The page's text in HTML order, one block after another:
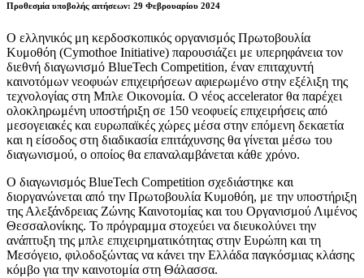
Προθεσμία υποβολής αιτήσεων: 29 Φεβρουαρίου 2024
Ο ελληνικός μη κερδοσκοπικός οργανισμός Πρωτοβουλία
Κυμοθόη (Cymothoe Initiative) παρουσιάζει με υπερηφάνεια τον
διεθνή διαγωνισμό BlueTech Competition, έναν επιταχυντή
καινοτόμων νεοφυών επιχειρήσεων αφιερωμένο στην εξέλιξη της
τεχνολογίας στη Μπλε Οικονομία. Ο νέος accelerator θα παρέχει
ολοκληρωμένη υποστήριξη σε 150 νεοφυείς επιχειρήσεις από
μεσογειακές και ευρωπαϊκές χώρες μέσα στην επόμενη δεκαετία
και η είσοδος στη διαδικασία επιτάχυνσης θα γίνεται μέσω του
διαγωνισμού, ο οποίος θα επαναλαμβάνεται κάθε χρόνο.
Ο διαγωνισμός BlueTech Competition σχεδιάστηκε και
διοργανώνεται από την Πρωτοβουλία Κυμοθόη, με την υποστήριξη
της Αλεξάνδρειας Ζώνης Καινοτομίας και του Οργανισμού Λιμένος
Θεσσαλονίκης. Το πρόγραμμα στοχεύει να διευκολύνει την
ανάπτυξη της μπλε επιχειρηματικότητας στην Ευρώπη και τη
Μεσόγειο, φιλοδοξώντας να κάνει την Ελλάδα παγκόσμιας κλάσης
κόμβο για την καινοτομία στη Θάλασσα.